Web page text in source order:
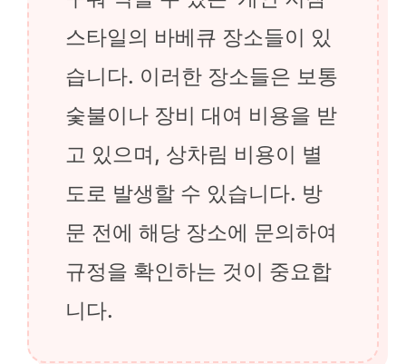
스타일의 바베큐 장소들이 있
습니다. 이러한 장소들은 보통
숯불이나 장비 대여 비용을 받
고 있으며, 상차림 비용이 별
도로 발생할 수 있습니다. 방
문 전에 해당 장소에 문의하여
규정을 확인하는 것이 중요합
니다.